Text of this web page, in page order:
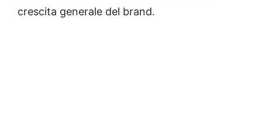
crescita generale del brand.